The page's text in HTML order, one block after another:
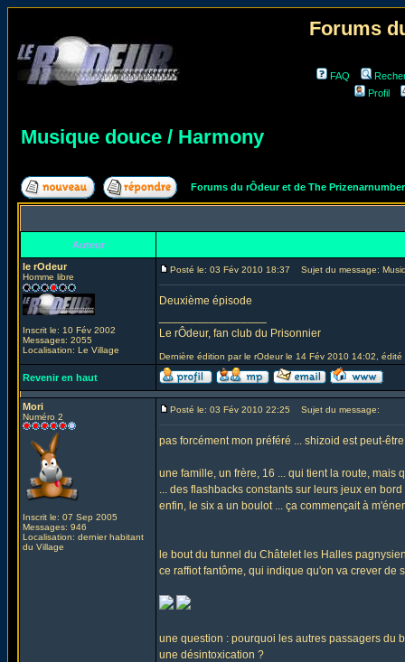
Forums
FAQ
Profil
Musique douce / Harmony
Forums du rÔdeur et de The
Auteur
le rOdeur
Homme libre
Inscrit le: 10 Fév 2002
Messages: 2055
Localisation: Le Village
Posté le: 03 Fév 2010 18:37 Sujet du message:
Deuxième épisode
Le rÔdeur, fan club du Prisonnier
Dernière édition par le rOdeur le 14 Fév 2010 14:02, édité
Revenir en haut
Mori
Numéro 2
Inscrit le: 07 Sep 2005
Messages: 946
Localisation: dernier habitant
du Village
Posté le: 03 Fév 2010 22:25 Sujet du message:
pas forcément mon préféré ... shizoid est peut-
une famille, un frère, 16 ... qui tient la route, mais
... des flashbacks constants sur leurs jeux en
enfin, le six a un boulot ... ça commençait à
le bout du tunnel du Châtelet les Halles
ce raffiot fantôme, qui indique qu'on va crever de
une question : pourquoi les autres passagers du
une désintoxication ?